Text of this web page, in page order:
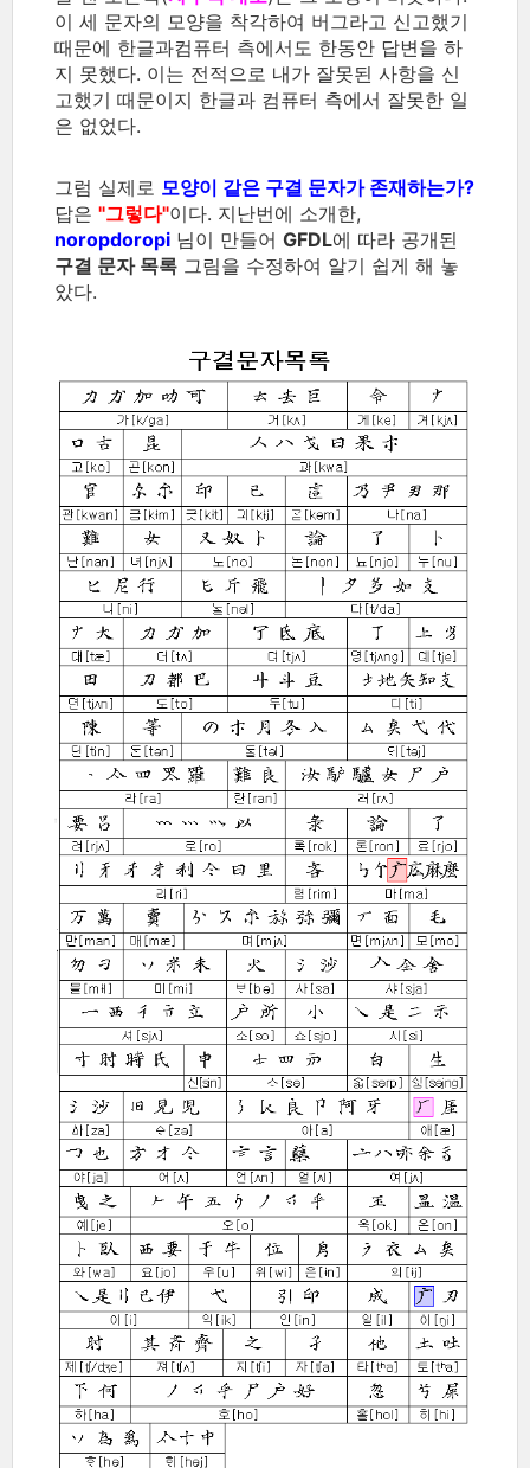
이 세 문자의 모양을 착각하여 버그라고 신고했기
때문에 한글과컴퓨터 측에서도 한동안 답변을 하
지 못했다. 이는 전적으로 내가 잘못된 사항을 신
고했기 때문이지 한글과 컴퓨터 측에서 잘못한 일
은 없었다.
그럼 실제로 모양이 같은 구결 문자가 존재하는가?
답은 "그렇다"이다. 지난번에 소개한,
noropdoropi 님이 만들어 GFDL에 따라 공개된
구결 문자 목록 그림을 수정하여 알기 쉽게 해 놓
았다.